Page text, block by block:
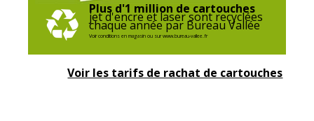
Plus d'1 million de cartouches
jet d'encre et laser sont recyclées
chaque année par Bureau Vallée
Voir conditions en magasin ou sur www.bureau-vallee.fr
Voir les tarifs de rachat de cartouches